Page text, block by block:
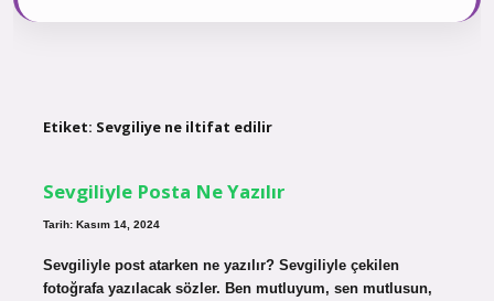
Etiket: Sevgiliye ne iltifat edilir
Sevgiliyle Posta Ne Yazılır
Tarih: Kasım 14, 2024
Sevgiliyle post atarken ne yazılır? Sevgiliyle çekilen
fotoğrafa yazılacak sözler. Ben mutluyum, sen mutlusun,